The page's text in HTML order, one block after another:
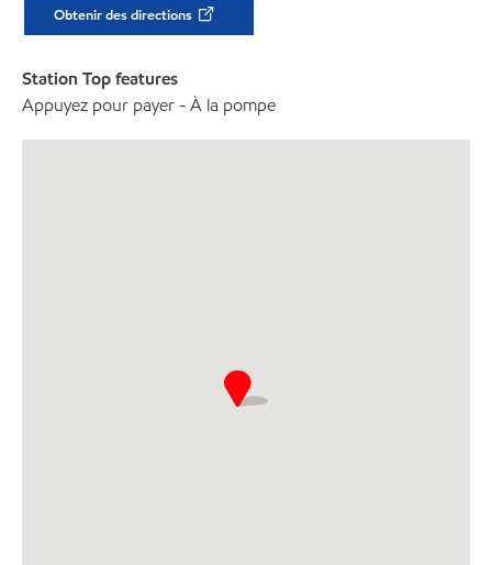
Obtenir des directions
Station Top features
Appuyez pour payer - À la pompe